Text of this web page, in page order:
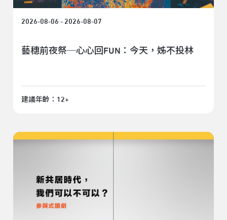
2026-08-06 - 2026-08-07
藝穗前夜祭─心心回FUN：今天，姊不投林
建議年齡：12+